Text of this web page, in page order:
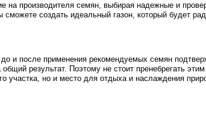
на производителя семян, выбирая надежные и
сможете создать идеальный газон, который будет
и после применения рекомендуемых семян
результат. Поэтому не стоит пренебрегать
участка, но и место для отдыха и наслаждения